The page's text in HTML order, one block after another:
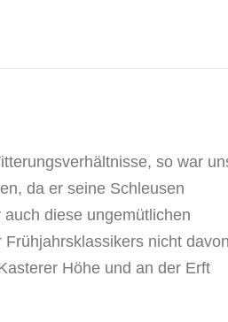
so war
da er seine Schleusen
diese ungemütlichen
nicht davon
Höhe und an der Erft